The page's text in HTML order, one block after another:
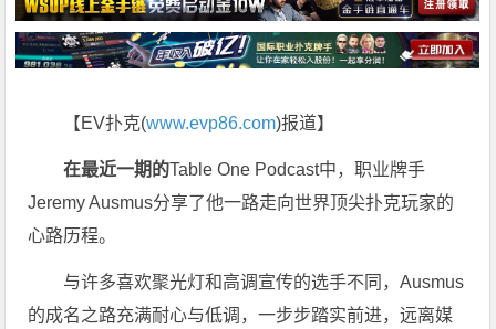
【EV扑克(www.evp86.com)报道】
在最近一期的Table One Podcast中，职业牌手
Jeremy Ausmus分享了他一路走向世界顶尖扑克玩家的
心路历程。
与许多喜欢聚光灯和高调宣传的选手不同，Ausmus
的成名之路充满耐心与低调，一步步踏实前进，远离媒